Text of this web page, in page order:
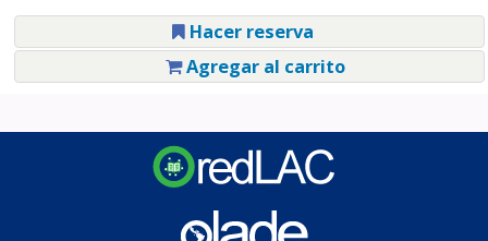
Hacer reserva
Agregar al carrito